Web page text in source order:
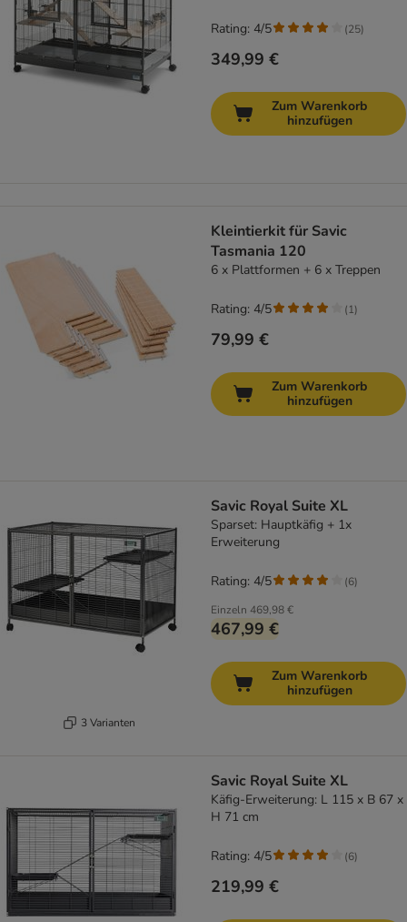
349,99 €
Rating: 4/5 (25)
Zum Warenkorb
hinzufügen
Kleintierkit für Savic
Tasmania 120
6 x Plattformen + 6 x Treppen
79,99 €
Rating: 4/5 (1)
Zum Warenkorb
hinzufügen
3 Varianten
Savic Royal Suite XL
Sparset: Hauptkäfig + 1x
Erweiterung
Einzeln 469,98 €
467,99 €
Rating: 4/5 (6)
Zum Warenkorb
hinzufügen
Savic Royal Suite XL
Käfig-Erweiterung: L 115 x B 67 x
H 71 cm
219,99 €
Rating: 4/5 (6)